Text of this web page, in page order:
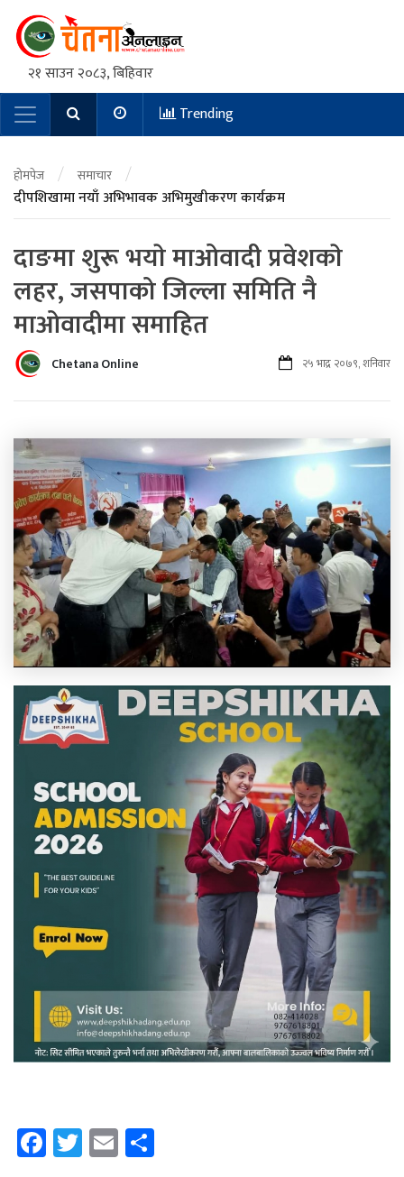
२१ साउन २०८३, बिहिवार
Main NavigationTrending
होमपेज / समाचार /
दीपशिखामा नयाँ अभिभावक अभिमुखीकरण कार्यक्रम
दाङमा शुरू भयाे माओवादी प्रवेशकाे
लहर, जसपाको जिल्ला समिति नै
माओवादीमा समाहित
Chetana Online २५ भाद्र २०७९, शनिवार
Facebook
Twitter
Email